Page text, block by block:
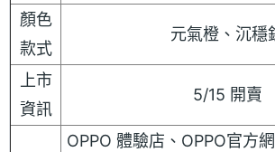
顏色
款式
元氣橙、沉穩
上市
資訊
5/15 開賣
OPPO 體驗店、OPPO官方